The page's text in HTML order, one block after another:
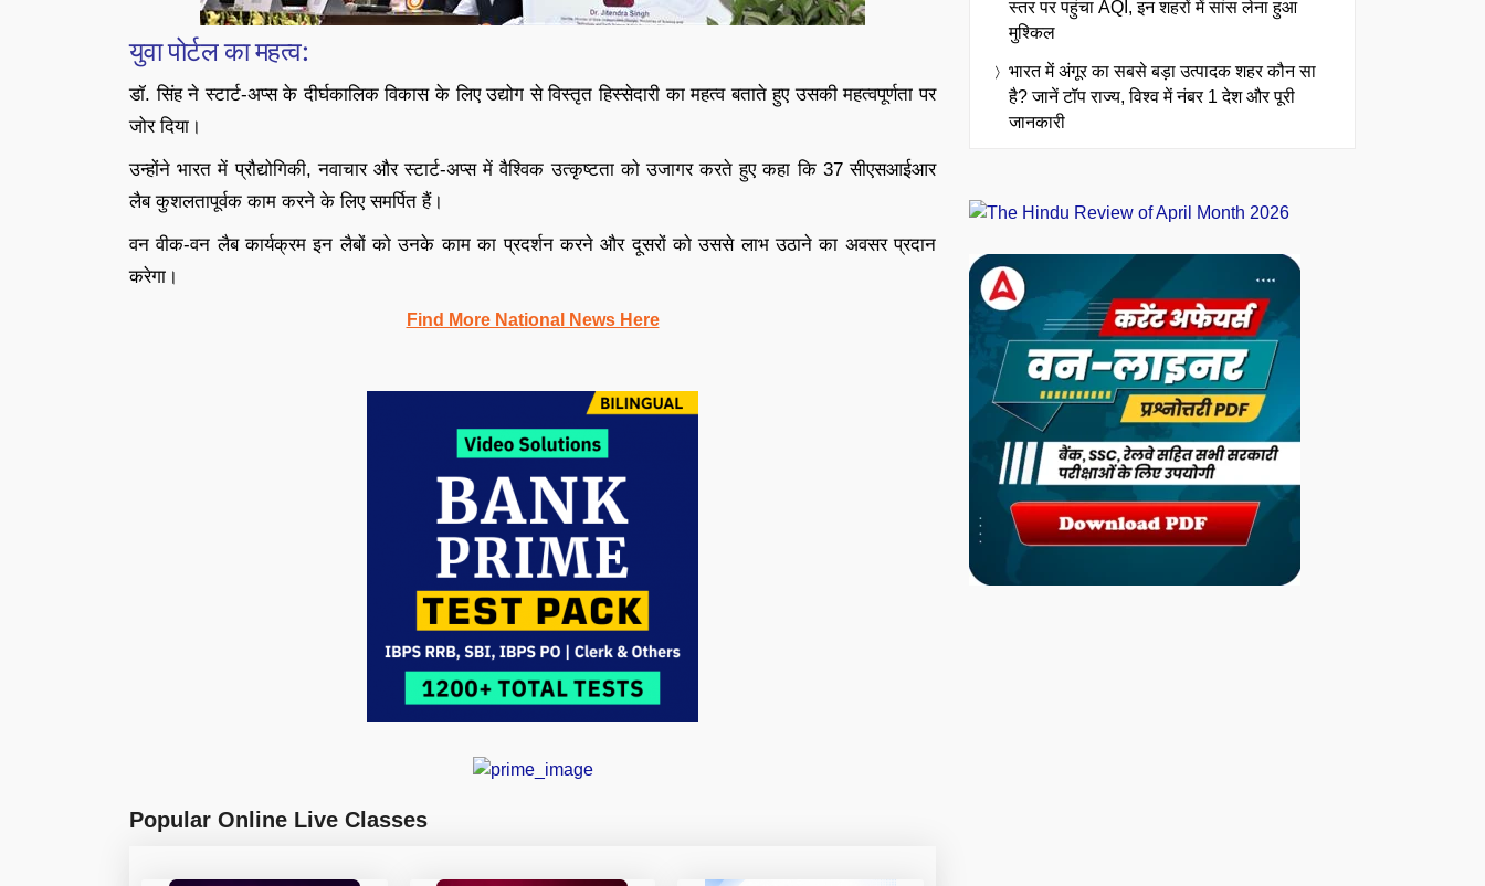
युवा पोर्टल का महत्व:
डॉ. सिंह ने स्टार्ट-अप्स के दीर्घकालिक विकास के लिए उद्योग से विस्तृत हिस्सेदारी का महत्व बताते हुए उसकी महत्वपूर्णता पर
जोर दिया।
उन्होंने भारत में प्रौद्योगिकी, नवाचार और स्टार्ट-अप्स में वैश्विक उत्कृष्टता को उजागर करते हुए कहा कि 37 सीएसआईआर
लैब कुशलतापूर्वक काम करने के लिए समर्पित हैं।
वन वीक-वन लैब कार्यक्रम इन लैबों को उनके काम का प्रदर्शन करने और दूसरों को उससे लाभ उठाने का अवसर प्रदान
करेगा।
Find More National News Here
Popular Online Live Classes
स्तर पर पहुंचा AQI, इन शहरों में सांस लेना हुआ
मुश्किल
भारत में अंगूर का सबसे बड़ा उत्पादक शहर कौन सा
है? जानें टॉप राज्य, विश्व में नंबर 1 देश और पूरी
जानकारी